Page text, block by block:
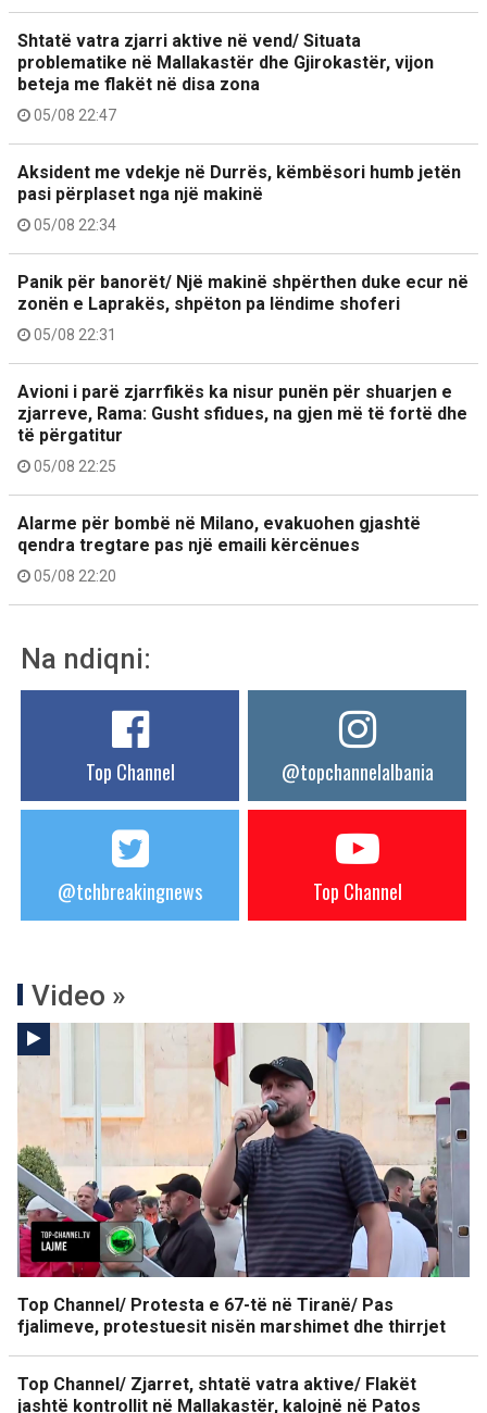
Shtatë vatra zjarri aktive në vend/ Situata
problematike në Mallakastër dhe Gjirokastër, vijon
beteja me flakët në disa zona
05/08 22:47
Aksident me vdekje në Durrës, këmbësori humb jetën
pasi përplaset nga një makinë
05/08 22:34
Panik për banorët/ Një makinë shpërthen duke ecur në
zonën e Laprakës, shpëton pa lëndime shoferi
05/08 22:31
Avioni i parë zjarrfikës ka nisur punën për shuarjen e
zjarreve, Rama: Gusht sfidues, na gjen më të fortë dhe
të përgatitur
05/08 22:25
Alarme për bombë në Milano, evakuohen gjashtë
qendra tregtare pas një emaili kërcënues
05/08 22:20
Na ndiqni:
Top Channel @topchannelalbania
@tchbreakingnews Top Channel
Video »
Top Channel/ Protesta e 67-të në Tiranë/ Pas
fjalimeve, protestuesit nisën marshimet dhe thirrjet
Top Channel/ Zjarret, shtatë vatra aktive/ Flakët
jashtë kontrollit në Mallakastër, kalojnë në Patos